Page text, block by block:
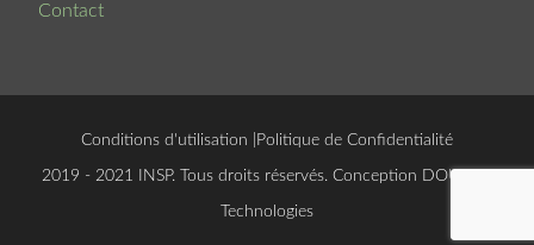
Contact
Conditions d'utilisation Politique de Confidentialité
© 2019 - 2021 INSP. Tous droits réservés. Conception DOUCSOFT
Technologies